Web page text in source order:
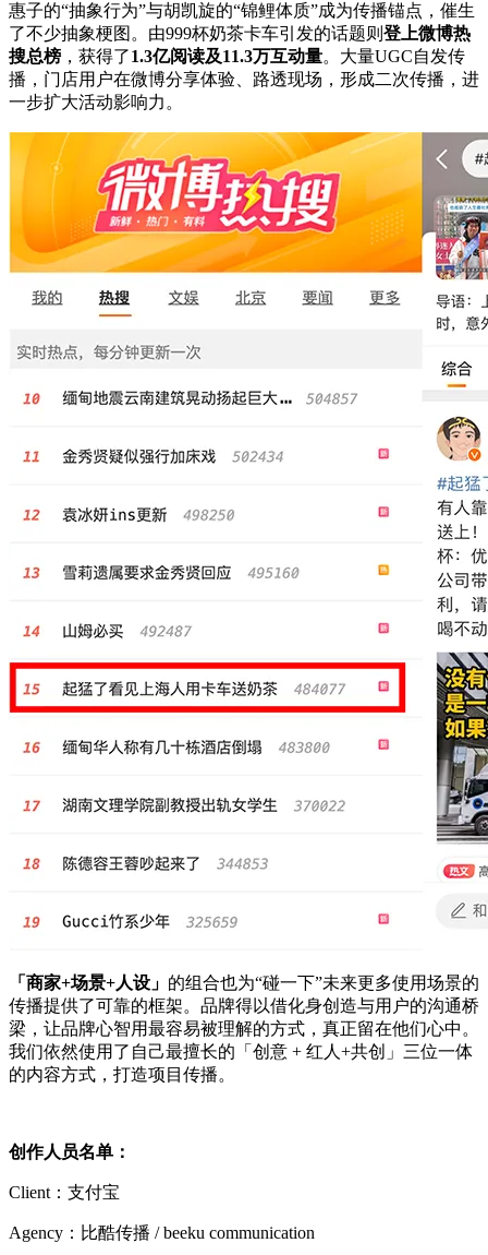
惠子的“抽象行为”与胡凯旋的“锦鲤体质”成为传播锚点，催生
了不少抽象梗图。由999杯奶茶卡车引发的话题则 登上微博热
搜总榜 ，获得了1.3亿阅读及11.3万互动量。大量UGC自发传
播，门店用户在微博分享体验、路透现场，形成二次传播，进
一步扩大活动影响力。
「商家+场景+人设」 的组合也为“碰一下”未来更多使用场景的
传播提供了可靠的框架。品牌得以借化身创造与用户的沟通桥
梁，让品牌心智用最容易被理解的方式，真正留在他们心中。
我们依然使用了自己最擅长的「创意 + 红人+共创」三位一体
的内容方式，打造项目传播。
创作人员名单：
Client：支付宝
Agency：比酷传播 / beeku communication